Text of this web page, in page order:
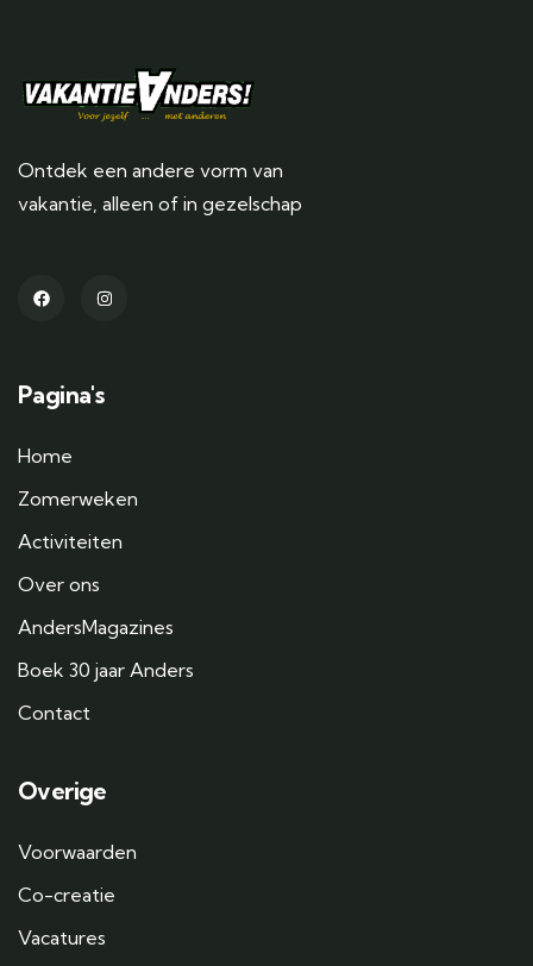
Ontdek een andere vorm van
vakantie, alleen of in gezelschap
Pagina's
Home
Zomerweken
Activiteiten
Over ons
AndersMagazines
Boek 30 jaar Anders
Contact
Overige
Voorwaarden
Co-creatie
Vacatures